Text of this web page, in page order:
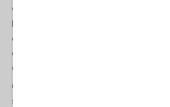
vicine a Trump che sostengono la
Dipartimento dell'Istruzione. Più
di Trump ha appena iniziato ad attaccare le
con la falsa argomentazione che ci sia un
dilagante.
Questa impresa catastrofica è stata
settimana, quando gli agenti